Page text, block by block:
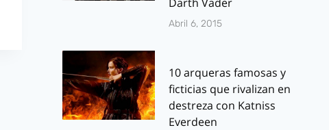
Abril 6, 2015
10 arqueras famosas y
ficticias que rivalizan en
destreza con Katniss
Everdeen